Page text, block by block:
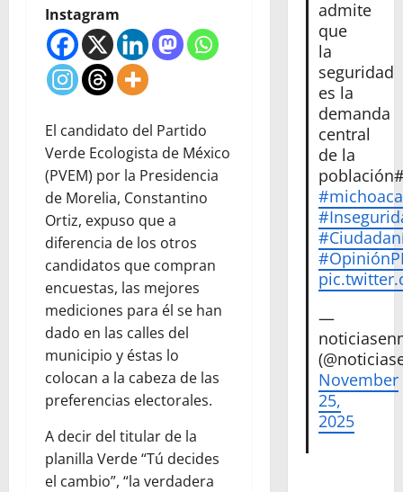
Instagram
El candidato del Partido
Verde Ecologista de México
(PVEM) por la Presidencia
de Morelia, Constantino
Ortiz, expuso que a
diferencia de los otros
candidatos que compran
encuestas, las mejores
mediciones para él se han
dado en las calles del
municipio y éstas lo
colocan a la cabeza de las
preferencias electorales.
A decir del titular de la
planilla Verde “Tú decides
el cambio”, “la verdadera
admite
que
la
seguridad
es la
demanda
central
de la
—
November
25,
2025